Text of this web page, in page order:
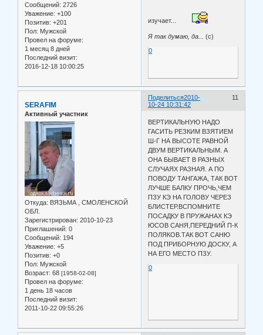
Сообщений: 2726
Уважение: +100
Позитив: +201
Пол: Мужской
Провел на форуме:
1 месяц 8 дней
Последний визит:
2016-12-18 10:00:25
изучает...
Я так думаю, да...(с)
0
Поделиться 11
2010-
10-24 10:31:42
SERAFIM
Активный участник
Откуда: ВЯЗЬМА , СМОЛЕНСКОЙ
ОБЛ.
Зарегистрирован: 2010-10-23
Приглашений: 0
Сообщений: 194
Уважение: +5
Позитив: +0
Пол: Мужской
Возраст: 68 [1958-02-08]
Провел на форуме:
1 день 18 часов
Последний визит:
2011-10-22 09:55:26
ВЕРТИКАЛЬНУЮ НАДО
ГАСИТЬ РЕЗКИМ ВЗЯТИЕМ
Ш-Г НА ВЫСОТЕ РАВНОЙ
ДВУМ ВЕРТИКАЛЬНЫМ. А
ОНА БЫВАЕТ В РАЗНЫХ
СЛУЧАЯХ РАЗНАЯ. А ПО
ПОВОДУ ТАНГАЖА, ТАК ВОТ
ЛУЧШЕ БАЛКУ ПРОЧЬ,ЧЕМ
ПЗУ КЭ НА ГОЛОВУ ЧЕРЕЗ
БЛИСТЕР.ВСПОМНИТЕ
ПОСАДКУ В ПРУЖАНАХ КЭ
ЮСОВ САНЯ,ПЕРЕДНИЙ П-К
ПОЛЯКОВ.ТАК ВОТ САНЮ
ПОД ПРИБОРНУЮ ДОСКУ, А
НА ЕГО МЕСТО ПЗУ.
0